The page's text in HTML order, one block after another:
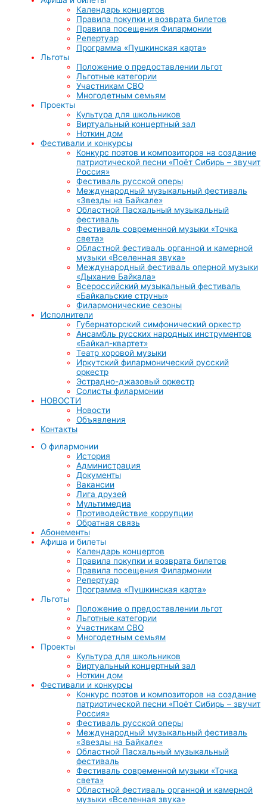
Календарь концертов
Правила покупки и возврата билетов
Правила посещения Филармонии
Репертуар
Программа «Пушкинская карта»
Льготы
Положение о предоставлении льгот
Льготные категории
Участникам СВО
Многодетным семьям
Проекты
Культура для школьников
Виртуальный концертный зал
Ноткин дом
Фестивали и конкурсы
Конкурс поэтов и композиторов на создание
патриотической песни «Поёт Сибирь – звучит
Россия»
Фестиваль русской оперы
Международный музыкальный фестиваль
«Звезды на Байкале»
Областной Пасхальный музыкальный
фестиваль
Фестиваль современной музыки «Точка
света»
Областной фестиваль органной и камерной
музыки «Вселенная звука»
Международный фестиваль оперной музыки
«Дыхание Байкала»
Всероссийский музыкальный фестиваль
«Байкальские струны»
Филармонические сезоны
Исполнители
Губернаторский симфонический оркестр
Ансамбль русских народных инструментов
«Байкал-квартет»
Театр хоровой музыки
Иркутский филармонический русский
оркестр
Эстрадно-джазовый оркестр
Солисты филармонии
НОВОСТИ
Новости
Объявления
Контакты
О филармонии
История
Администрация
Документы
Вакансии
Лига друзей
Мультимедиа
Противодействие коррупции
Обратная связь
Абонементы
Афиша и билеты
Календарь концертов
Правила покупки и возврата билетов
Правила посещения Филармонии
Репертуар
Программа «Пушкинская карта»
Льготы
Положение о предоставлении льгот
Льготные категории
Участникам СВО
Многодетным семьям
Проекты
Культура для школьников
Виртуальный концертный зал
Ноткин дом
Фестивали и конкурсы
Конкурс поэтов и композиторов на создание
патриотической песни «Поёт Сибирь – звучит
Россия»
Фестиваль русской оперы
Международный музыкальный фестиваль
«Звезды на Байкале»
Областной Пасхальный музыкальный
фестиваль
Фестиваль современной музыки «Точка
света»
Областной фестиваль органной и камерной
музыки «Вселенная звука»